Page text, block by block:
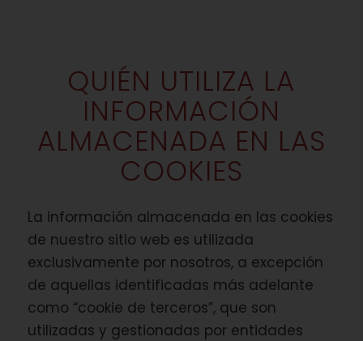
QUIÉN UTILIZA LA
INFORMACIÓN
ALMACENADA EN LAS
COOKIES
La información almacenada en las cookies
de nuestro sitio web es utilizada
exclusivamente por nosotros, a excepción
de aquellas identificadas más adelante
como “cookie de terceros”, que son
utilizadas y gestionadas por entidades